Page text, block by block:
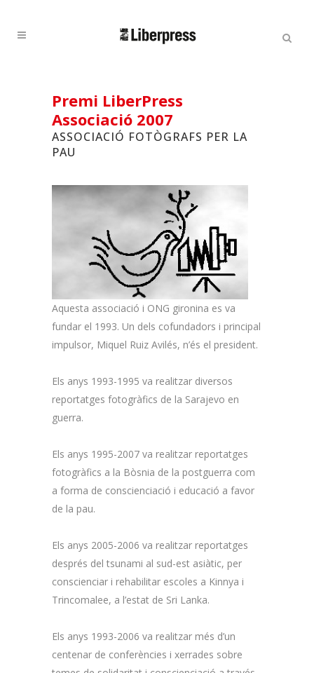
Cercar
Premi LiberPress
Associació 2007
ASSOCIACIÓ FOTÒGRAFS PER LA
PAU
Aquesta associació i ONG gironina es va
fundar el 1993. Un dels cofundadors i principal
impulsor, Miquel Ruiz Avilés, n’és el president.
Els anys 1993-1995 va realitzar diversos
reportatges fotogràfics de la Sarajevo en
guerra.
Els anys 1995-2007 va realitzar reportatges
fotogràfics a la Bòsnia de la postguerra com
a forma de conscienciació i educació a favor
de la pau.
Els anys 2005-2006 va realitzar reportatges
després del tsunami al sud-est asiàtic, per
conscienciar i rehabilitar escoles a Kinnya i
Trincomalee, a l’estat de Sri Lanka.
Els anys 1993-2006 va realitzar més d’un
centenar de conferències i xerrades sobre